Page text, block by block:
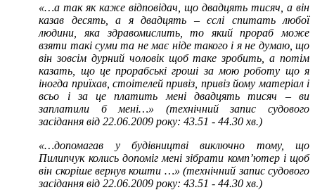
«…а так як каже відповідач, що двадцять тисяч, а він
казав десять, а я двадцять – єслі спитать любої
людини, яка здравомислить, то який прораб може
взяти такі суми та не має ніде такого і я не думаю, що
він зовсім дурний чоловік щоб таке зробить, а потім
казать, що це прорабські гроші за мою роботу що я
іногда приїхав, стоітелей привіз, привіз йому матеріал і
всьо і за це платить мені двадцять тисяч – ви
заплатили б мені…» (технічний запис судового
засідання від 22.06.2009 року: 43.51 - 44.30 хв.)
«…допомагав у будівництві виключно тому, що
Пилипчук колись допоміг мені зібрати комп’ютер і щоб
він скоріше вернув кошти …» (технічний запис судового
засідання від 22.06.2009 року: 43.51 - 44.30 хв.)